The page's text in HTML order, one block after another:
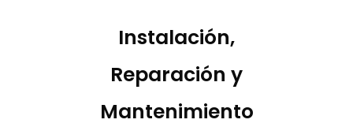
Instalación,
Reparación y
Mantenimiento